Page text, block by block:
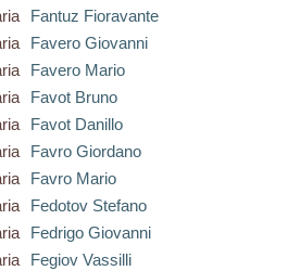
Fantuz Fioravante
Favero Giovanni
Favero Mario
Favot Bruno
Favot Danillo
Favro Giordano
Favro Mario
Fedotov Stefano
Fedrigo Giovanni
Fegiov Vassilli